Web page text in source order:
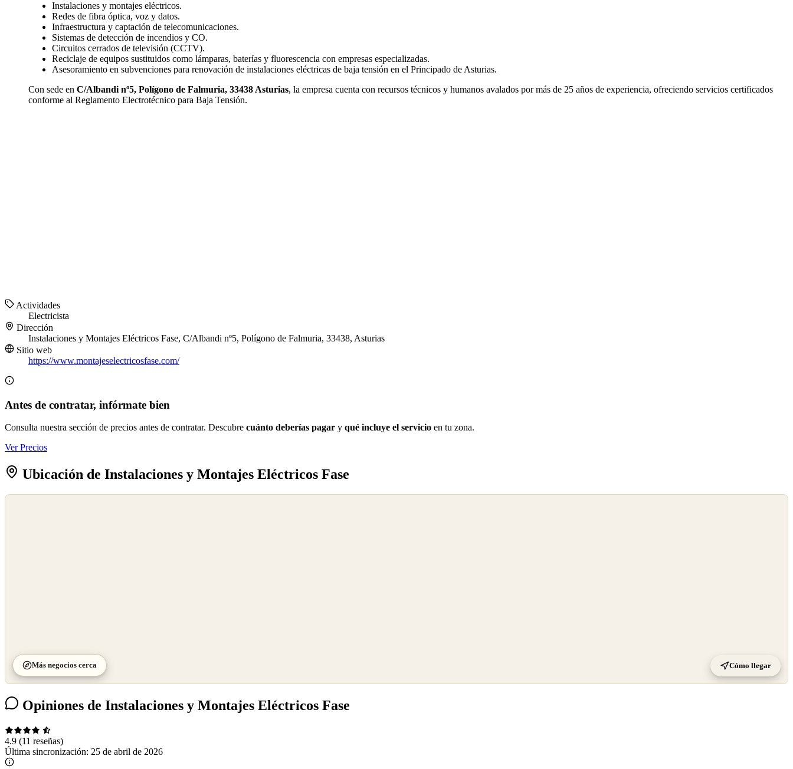
Instalaciones y montajes eléctricos.
Redes de fibra óptica, voz y datos.
Infraestructura y captación de telecomunicaciones.
Sistemas de detección de incendios y CO.
Circuitos cerrados de televisión (CCTV).
Reciclaje de equipos sustituidos como lámparas, baterías y fluorescencia con empresas especializadas.
Asesoramiento en subvenciones para renovación de instalaciones eléctricas de baja tensión en el Principado de Asturias.
Con sede en C/Albandi nº5, Polígono de Falmuria, 33438 Asturias, la empresa cuenta con recursos técnicos y humanos avalados por más de 25 años de experiencia, ofreciendo servicios certificados
conforme al Reglamento Electrotécnico para Baja Tensión.
Actividades
Electricista
Dirección
Instalaciones y Montajes Eléctricos Fase, C/Albandi nº5, Polígono de Falmuria, 33438, Asturias
Sitio web
https://www.montajeselectricosfase.com/
Antes de contratar, infórmate bien
Consulta nuestra sección de precios antes de contratar. Descubre cuánto deberías pagar y qué incluye el servicio en tu zona.
Ver Precios
Ubicación de Instalaciones y Montajes Eléctricos Fase
Más negocios cerca Cómo llegar
Opiniones de Instalaciones y Montajes Eléctricos Fase
4.9 (11 reseñas)
Última sincronización: 25 de abril de 2026